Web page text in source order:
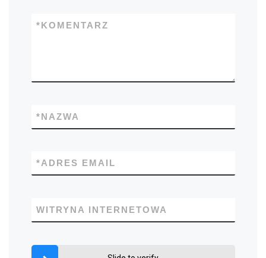
KOMENTARZ
*
NAZWA
*
ADRES EMAIL
*
WITRYNA INTERNETOWA